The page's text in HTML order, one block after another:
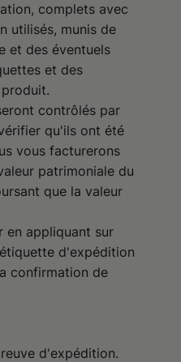
complets avec
utilisés, munis de
et des éventuels
et des
contrôlés par
qu'ils ont été
vous facturerons
patrimoniale du
que la valeur
en appliquant sur
d'expédition
confirmation de
d'expédition.